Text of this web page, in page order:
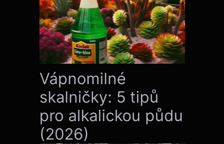
Vápnomilné
skalničky: 5 tipů
pro alkalickou půdu
(2026)